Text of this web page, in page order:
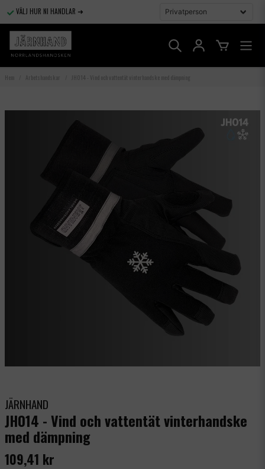
VÄLJ HUR NI HANDLAR ➜
Hem Arbetshandskar JH014 - Vind och vattentät vinterhandske med dämpning
JÄRNHAND
JH014 - Vind och vattentät vinterhandske
med dämpning
109,41 kr